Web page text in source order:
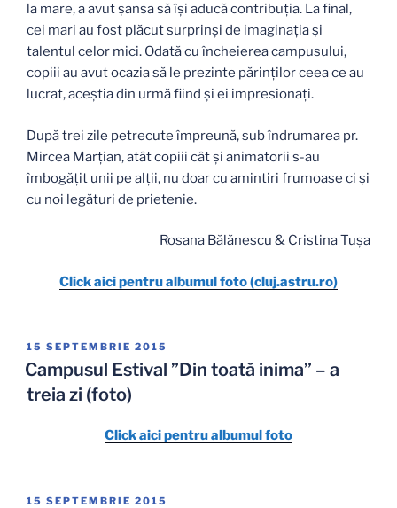
la mare, a avut șansa să își aducă contribuția. La final,
cei mari au fost plăcut surprinși de imaginația și
talentul celor mici. Odată cu încheierea campusului,
copiii au avut ocazia să le prezinte părinților ceea ce au
lucrat, aceștia din urmă fiind și ei impresionați.
După trei zile petrecute împreună, sub îndrumarea pr.
Mircea Marțian, atât copiii cât și animatorii s-au
îmbogățit unii pe alții, nu doar cu amintiri frumoase ci și
cu noi legături de prietenie.
Rosana Bălănescu & Cristina Tușa
Click aici pentru albumul foto (cluj.astru.ro)
PUBLICAT
PE
15 SEPTEMBRIE 2015
Campusul Estival ”Din toată inima” – a
treia zi (foto)
Click aici pentru albumul foto
PUBLICAT
15 SEPTEMBRIE 2015